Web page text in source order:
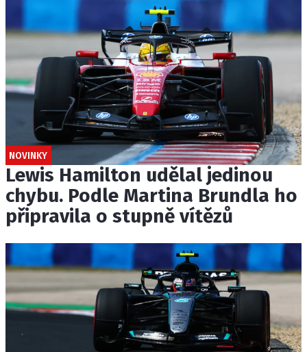
NOVINKY
Lewis Hamilton udělal jedinou
chybu. Podle Martina Brundla ho
připravila o stupně vítězů